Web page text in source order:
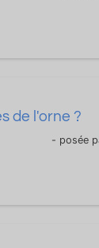
de l'orne ?
- posée